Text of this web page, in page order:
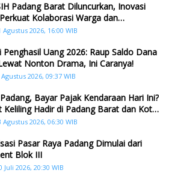
Padang Barat Diluncurkan, Inovasi
Kolaborasi Warga dan
Atasi Persampahan
Agustus 2026, 16:00 WIB
Penghasil Uang 2026: Raup Saldo Dana
Nonton Drama, Ini Caranya!
2026, 09:37 WIB
Bayar Pajak Kendaraan Hari Ini?
Keliling Hadir di Padang Barat dan Koto
Agustus 2026, 06:30 WIB
Pasar Raya Padang Dimulai dari
Blok III
Juli 2026, 20:30 WIB